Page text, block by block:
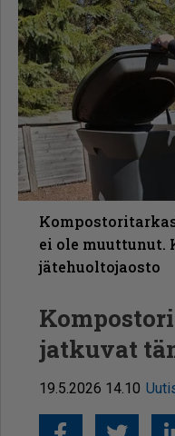
ei ole muuttunut.
jätehuoltojaosto
jatkuvat
19.5.2026 14.10